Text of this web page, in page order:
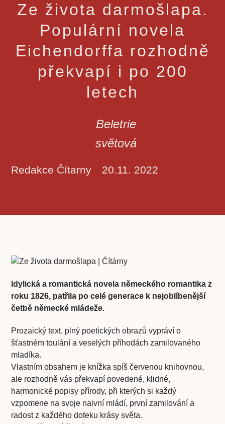
Ze života darmošlapa.
Populární novela
Eichendorffa rozhodně
překvapí i po 200
letech
Beletrie
světová
Redakce Čítarny 20.11. 2022
Idylická a romantická novela německého romantika z
roku 1826, patřila po celé generace k nejoblíbenější
četbě německé mládeže.
Prozaický text, plný poetických obrazů vypráví o
šťastném toulání a veselých příhodách zamilovaného
mladíka.
Vlastním obsahem je knížka spíš červenou knihovnou,
ale rozhodně vás překvapí povedené, klidné,
harmonické popisy přírody, při kterých si každý
vzpomene na svoje naivní mládí, první zamilování a
radost z každého doteku krásy světa.